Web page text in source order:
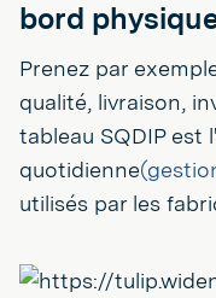
bord
Prenez par
qualité, livraison,
tableau SQDIP est
quotidienne
utilisés par les